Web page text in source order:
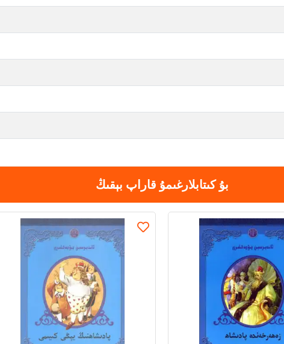
بۇ كىتابلارغىمۇ قاراپ بېقىڭ